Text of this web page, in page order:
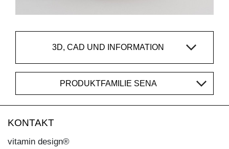
3D, CAD UND INFORMATION
PRODUKTFAMILIE SENA
KONTAKT
vitamin design®